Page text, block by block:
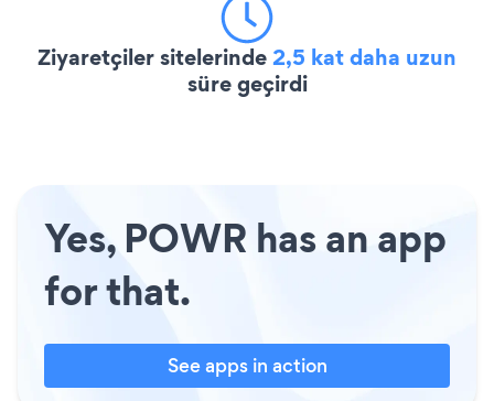
Ziyaretçiler sitelerinde2,5 kat daha uzun
süre geçirdi
Yes, POWR has an app
for that.
See apps in action